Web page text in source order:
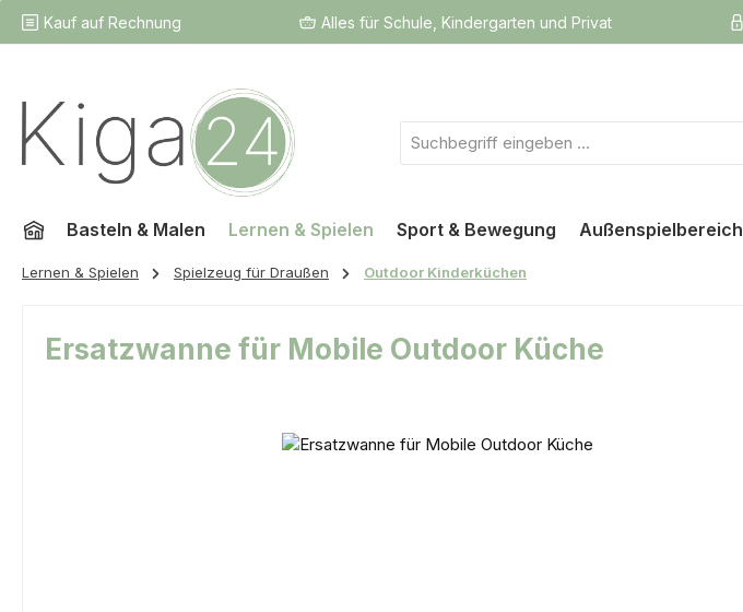
Hauptinhalt springen
Zur Suche springen
Zur Hauptnavigation springen
Kauf auf Rechnung Alles für Schule, Kindergarten und Privat
Basteln & Malen Lernen & Spielen Sport & Bewegung Außenspielbereich
Lernen & Spielen Spielzeug für Draußen Outdoor Kinderküchen
Ersatzwanne für Mobile Outdoor Küche